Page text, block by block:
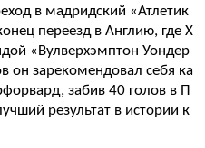
в мадридский «Атлетик
переезд в Англию, где Х
«Вулверхэмптон Уондер
он зарекомендовал себя ка
забив 40 голов в П
результат в истории к